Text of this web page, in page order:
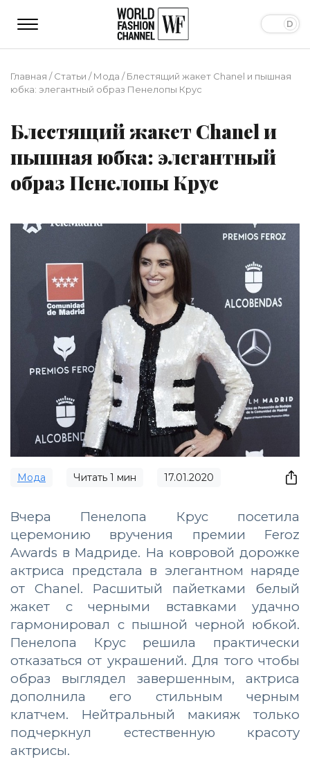
Главная /Статьи /Мода /Блестящий жакет Chanel и пышная
юбка: элегантный образ Пенелопы Крус
Блестящий жакет Chanel и
пышная юбка: элегантный
образ Пенелопы Крус
Мода Читать 1 мин 17.01.2020
Вчера Пенелопа Крус посетила
церемонию вручения премии Feroz
Awards в Мадриде. На ковровой дорожке
актриса предстала в элегантном наряде
от Chanel. Расшитый пайетками белый
жакет с черными вставками удачно
гармонировал с пышной черной юбкой.
Пенелопа Крус решила практически
отказаться от украшений. Для того чтобы
образ выглядел завершенным, актриса
дополнила его стильным черным
клатчем. Нейтральный макияж только
подчеркнул естественную красоту
актрисы.